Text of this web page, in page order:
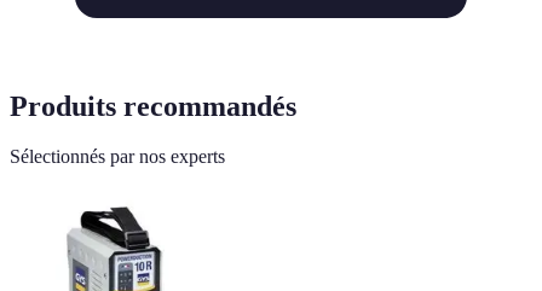
Produits recommandés
Sélectionnés par nos experts